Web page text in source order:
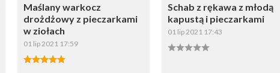
Maślany warkocz
drożdżowy z pieczarkami
w ziołach
01 lip 2021 17:59
Schab z rękawa z młodą
kapustą i pieczarkami
01 lip 2021 17:43